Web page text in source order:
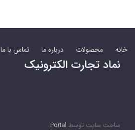
خانه محصولات درباره ما تماس با ما
نماد تجارت الکترونیک
ساخت سایت توسط Portal